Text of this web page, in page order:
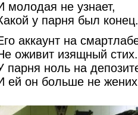
молодая не узнает,
у парня был конец.
аккаунт на
оживит изящный стих.
парня ноль на
ей он больше не